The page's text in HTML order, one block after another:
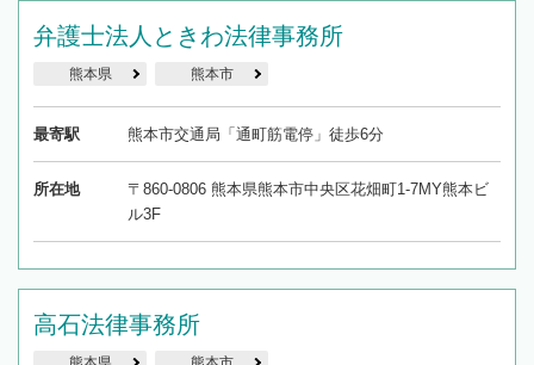
弁護士法人ときわ法律事務所
熊本県 熊本市
最寄駅 熊本市交通局「通町筋電停」徒歩6分
所在地
〒860-0806 熊本県熊本市中央区花畑町1-7MY熊本ビ
ル3F
高石法律事務所